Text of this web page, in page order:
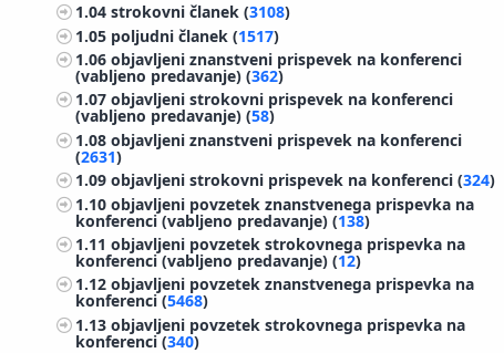
1.04strokovni članek (3108)
1.05 poljudni članek (1517)
1.06objavljeni znanstveni prispevek na konferenci
(vabljeno predavanje) (362)
1.07objavljeni strokovni prispevek na konferenci
(vabljeno predavanje) (58)
1.08objavljeni znanstveni prispevek na konferenci
(2631)
1.09objavljeni strokovni prispevek na konferenci (324)
1.10objavljeni povzetek znanstvenega prispevka na
konferenci (vabljeno predavanje) (138)
1.11objavljeni povzetek strokovnega prispevka na
konferenci (vabljeno predavanje) (12)
1.12objavljeni povzetek znanstvenega prispevka na
konferenci (5468)
1.13objavljeni povzetek strokovnega prispevka na
konferenci (340)